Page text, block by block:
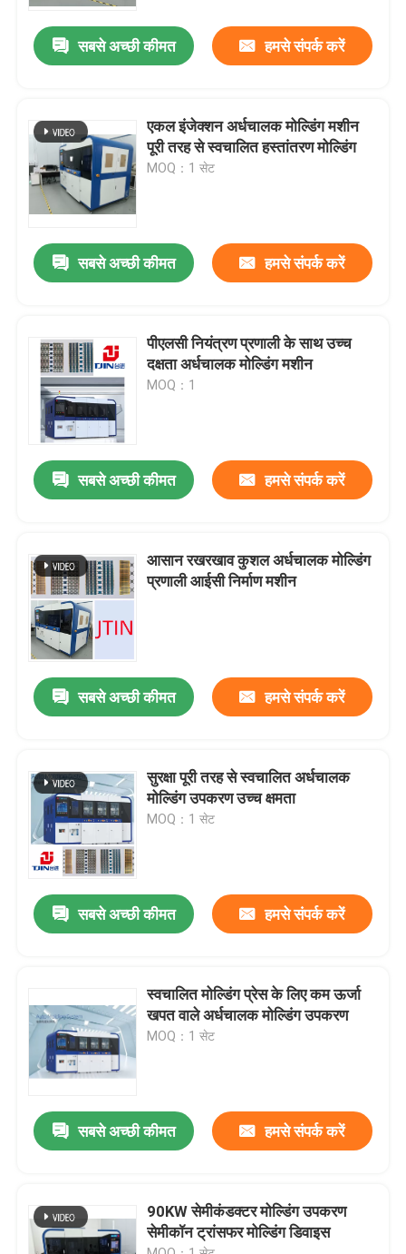
उत्पाद
वीडियो
हमारे बारे में
गुणवत्ता नियंत्रण
उद्धरण मांगें
अर्धचालक मोल्डिंग मशीन
आईसी लीड फ्रेम स्टैम्पिंग मोल्ड
सबसे अच्छी कीमत हमसे संपर्क करें
एकल इंजेक्शन अर्धचालक मोल्डिंग मशीन
पूरी तरह से स्वचालित हस्तांतरण मोल्डिंग
MOQ：1 सेट
सबसे अच्छी कीमत हमसे संपर्क करें
पीएलसी नियंत्रण प्रणाली के साथ उच्च
दक्षता अर्धचालक मोल्डिंग मशीन
MOQ：1
सबसे अच्छी कीमत हमसे संपर्क करें
आसान रखरखाव कुशल अर्धचालक मोल्डिंग
प्रणाली आईसी निर्माण मशीन
सबसे अच्छी कीमत हमसे संपर्क करें
सुरक्षा पूरी तरह से स्वचालित अर्धचालक
मोल्डिंग उपकरण उच्च क्षमता
MOQ：1 सेट
सबसे अच्छी कीमत हमसे संपर्क करें
स्वचालित मोल्डिंग प्रेस के लिए कम ऊर्जा
खपत वाले अर्धचालक मोल्डिंग उपकरण
MOQ：1 सेट
सबसे अच्छी कीमत हमसे संपर्क करें
90KW सेमीकंडक्टर मोल्डिंग उपकरण
सेमीकॉन ट्रांसफर मोल्डिंग डिवाइस